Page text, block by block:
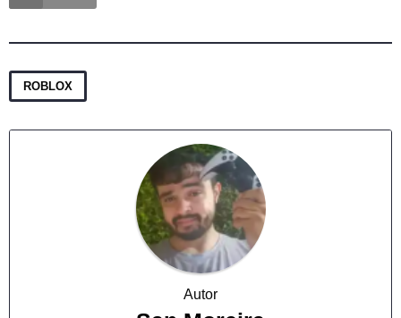
ROBLOX
Autor